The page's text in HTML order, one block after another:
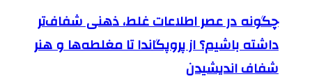
چگونه در عصر اطلاعات غلط، ذهنی شفاف‌تر
داشته باشیم؟ از پروپگاندا تا مغلطه‌ها و هنر
شفاف اندیشیدن